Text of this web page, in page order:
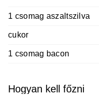
1 csomag aszaltszilva
cukor
1 csomag bacon
Hogyan kell főzni